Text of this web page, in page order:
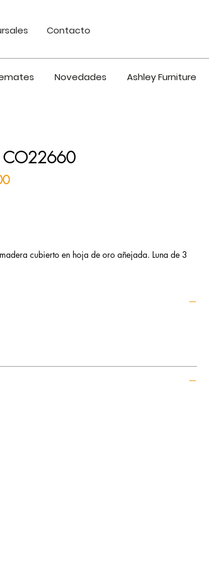
Contacto
Novedades Ashley Furniture
CO22660
Precio de oferta
cubierto en hoja de oro añejada. Luna de 3